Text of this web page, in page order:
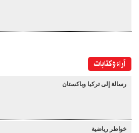
آراء وكتابات
رسالة إلى تركيا وباكستان
خواطر رياضية